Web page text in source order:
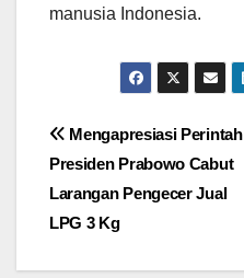
manusia Indonesia.
Post
navigation
Mengapresiasi Perintah
Presiden Prabowo Cabut
Larangan Pengecer Jual
LPG 3 Kg